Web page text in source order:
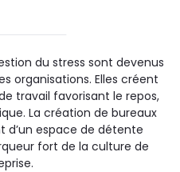
du stress sont devenus
organisations. Elles créent
travail favorisant le repos,
La création de bureaux
d’un espace de détente
fort de la culture de